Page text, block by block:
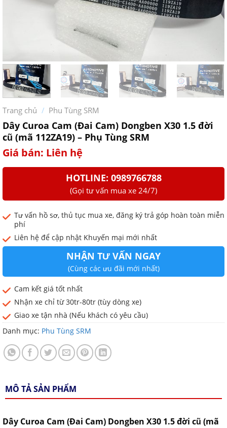
Trang chủ / Phu Tùng SRM
Dây Curoa Cam (Đai Cam) Dongben X30 1.5 đời
cũ (mã 112ZA19) – Phụ Tùng SRM
Giá bán: Liên hệ
HOTLINE: 0989766788
(Gọi tư vấn mua xe 24/7)
Tư vấn hồ sơ, thủ tục mua xe, đăng ký trả góp hoàn toàn miễn
phí
Liên hệ để cập nhật Khuyến mại mới nhất
NHẬN TƯ VẤN NGAY
(Cùng các ưu đãi mới nhất)
Cam kết giá tốt nhất
Nhận xe chỉ từ 30tr-80tr (tùy dòng xe)
Giao xe tận nhà (Nếu khách có yêu cầu)
Danh mục: Phu Tùng SRM
MÔ TẢ SẢN PHẨM
Dây Curoa Cam (Đai Cam) Dongben X30 1.5 đời cũ (mã